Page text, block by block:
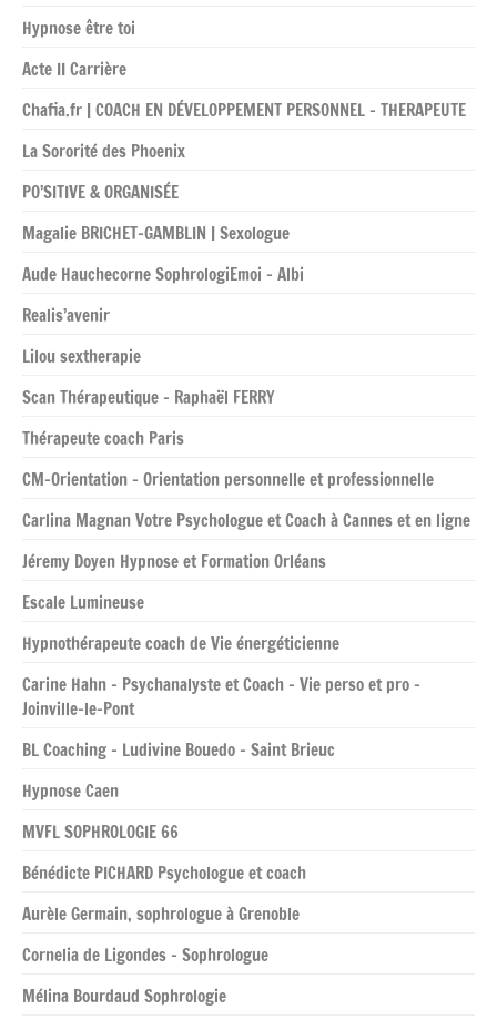
Hypnose être toi
Acte II Carrière
Chafia.fr | COACH EN DÉVELOPPEMENT PERSONNEL – THERAPEUTE
La Sororité des Phoenix
PO’SITIVE & ORGANISÉE
Magalie BRICHET-GAMBLIN | Sexologue
Aude Hauchecorne SophrologiEmoi – Albi
Realis’avenir
Lilou sextherapie
Scan Thérapeutique – Raphaël FERRY
Thérapeute coach Paris
CM-Orientation – Orientation personnelle et professionnelle
Carlina Magnan Votre Psychologue et Coach à Cannes et en ligne
Jéremy Doyen Hypnose et Formation Orléans
Escale Lumineuse
Hypnothérapeute coach de Vie énergéticienne
Carine Hahn – Psychanalyste et Coach – Vie perso et pro –
Joinville-le-Pont
BL Coaching – Ludivine Bouedo – Saint Brieuc
Hypnose Caen
MVFL SOPHROLOGIE 66
Bénédicte PICHARD Psychologue et coach
Aurèle Germain, sophrologue à Grenoble
Cornelia de Ligondes – Sophrologue
Mélina Bourdaud Sophrologie